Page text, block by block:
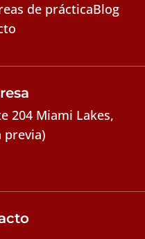
de prácticaBlog
204 Miami Lakes,
previa)